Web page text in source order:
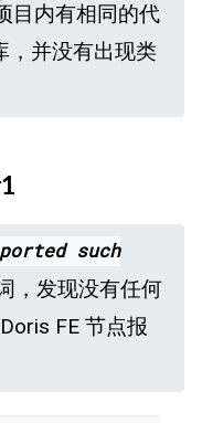
目内有相同的代
，并没有出现类
such
，发现没有任何
FE 节点报